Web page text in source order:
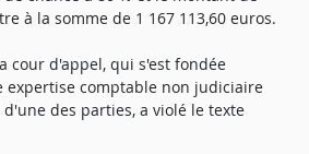
à la somme de 1 167 113,60 euros.
cour d'appel, qui s'est fondée
expertise comptable non judiciaire
des parties, a violé le texte